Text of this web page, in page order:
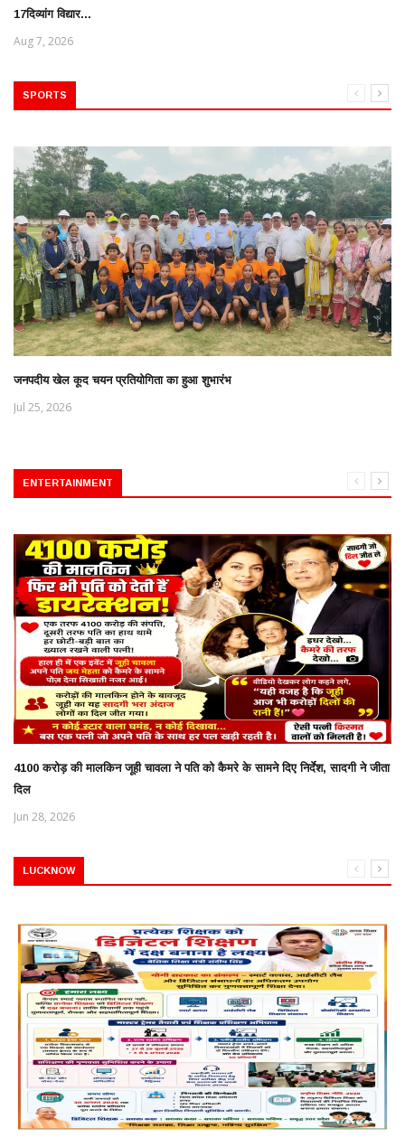
17दिव्यांग विद्यार...
Aug 7, 2026
SPORTS
जनपदीय खेल कूद चयन प्रतियोगिता का हुआ शुभारंभ
Jul 25, 2026
ENTERTAINMENT
4100 करोड़ की मालकिन जूही चावला ने पति को कैमरे के सामने दिए निर्देश, सादगी ने जीता
दिल
Jun 28, 2026
LUCKNOW